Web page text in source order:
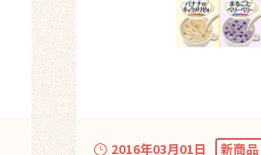
2016年03月01日 新商品